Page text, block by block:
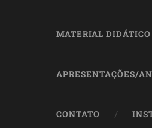
MATERIAL DIDÁTICO
APRESENTAÇÕES/
CONTATO